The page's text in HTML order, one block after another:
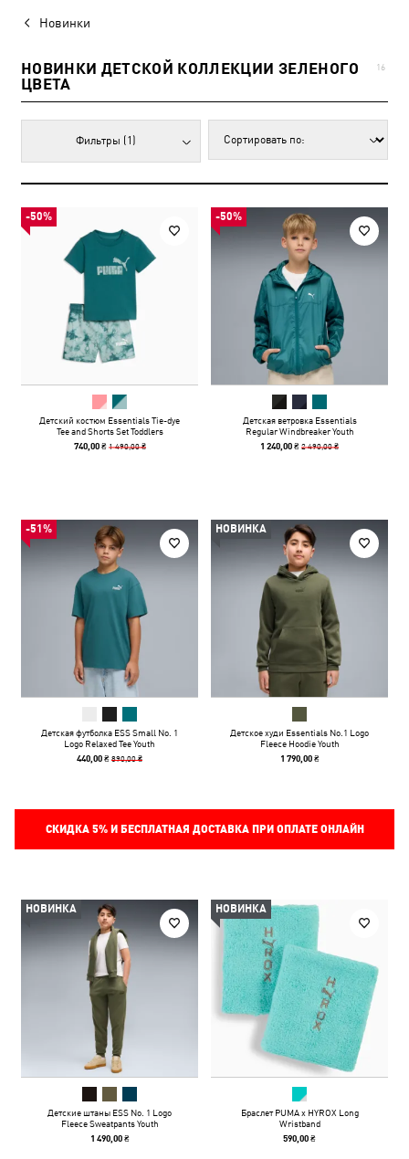
Новинки
НОВИНКИ ДЕТСКОЙ КОЛЛЕКЦИИ ЗЕЛЕНОГО
ЦВЕТА
16
Фильтры (1)
-50%
Детский костюм Essentials Tie-dye
Tee and Shorts Set Toddlers
740,00 ₴ 1 490,00 ₴
-50%
Детская ветровка Essentials
Regular Windbreaker Youth
1 240,00 ₴2 490,00 ₴
-51%
Детская футболка ESS Small No. 1
Logo Relaxed Tee Youth
440,00 ₴890,00 ₴
НОВИНКА
Детское худи Essentials No.1 Logo
Fleece Hoodie Youth
1 790,00 ₴
СКИДКА 5%И БЕСПЛАТНАЯ ДОСТАВКА ПРИ ОПЛАТЕ ОНЛАЙН
НОВИНКА
Детские штаны ESS No. 1 Logo
Fleece Sweatpants Youth
1 490,00 ₴
НОВИНКА
Браслет PUMA x HYROX Long
Wristband
590,00 ₴